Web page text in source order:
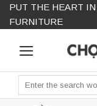
Skip
PUT THE HEART
FURNITURE
Search